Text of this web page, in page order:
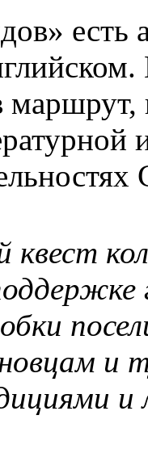
есть
маршрут,
квест
и
и